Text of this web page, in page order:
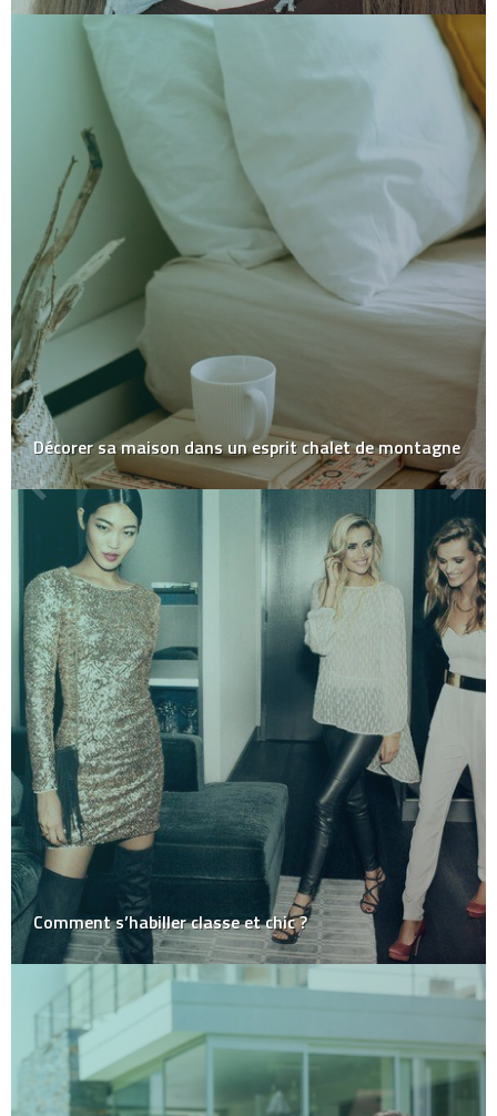
Décorer sa maison dans un esprit chalet de montagne
Comment s’habiller classe et chic ?